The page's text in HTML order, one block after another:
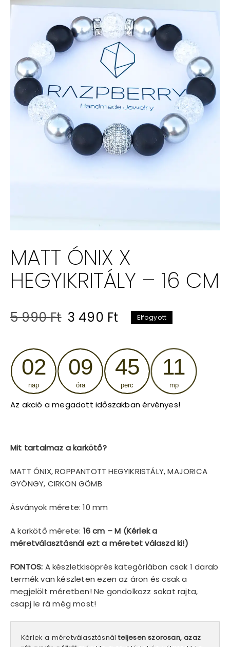
MATT ÓNIX X
HEGYIKRITÁLY – 16 CM
5 990Ft Original
was:
5
990 Ft.
3 490 Ft
Current
is:
3
490 Ft.
Elfogyott
02
nap
09
óra
45
perc
11
mp
Az akció a megadott időszakban érvényes!
Mit tartalmaz a karkötő?
MATT ÓNIX, ROPPANTOTT HEGYIKRISTÁLY, MAJORICA
GYÖNGY, CIRKON GÖMB
Ásványok mérete: 10 mm
A karkötő mérete: 16 cm – M (Kérlek a
méretválasztásnál ezt a méretet válaszd ki!)
FONTOS: A készletkisöprés kategóriában csak 1 darab
termék van készleten ezen az áron és csak a
megjelölt méretben! Ne gondolkozz sokat rajta,
csapj le rá még most!
Kérlek a méretválasztásnálteljesen szorosan, azaz